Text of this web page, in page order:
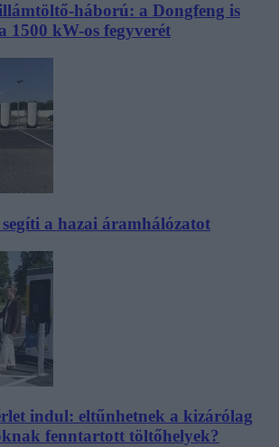
háború: a Dongfeng is
1500 kW-os fegyverét
a hazai áramhálózatot
indul: eltűnhetnek a kizárólag
fenntartott töltőhelyek?